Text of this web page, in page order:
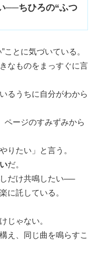
──ちひろの“ふつ
ことに気づいている。
なものをまっすぐに言
るうちに自分がわから
ページのすみずみから
りたい」と言う。
だ。
だけ共鳴したい──
に託している。
じゃない。
え、同じ曲を鳴らすこ